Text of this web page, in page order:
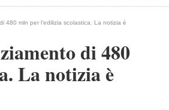
480 mln per l’edilizia scolastica. La notizia è
di 480
La notizia è